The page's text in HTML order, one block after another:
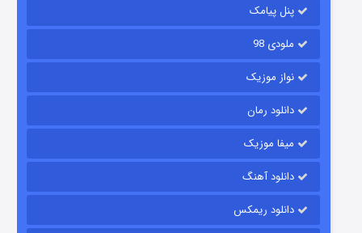
قسمت۱۵ (دوبله) منتشر شد
پنل پیامک
ملودی 98
نواز موزیک
دانلود رمان
میفا موزیک
دانلود آهنگ
دانلود ریمکس